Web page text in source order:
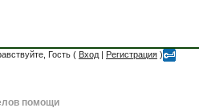
Гость ( Вход | Регистрация )
помощи